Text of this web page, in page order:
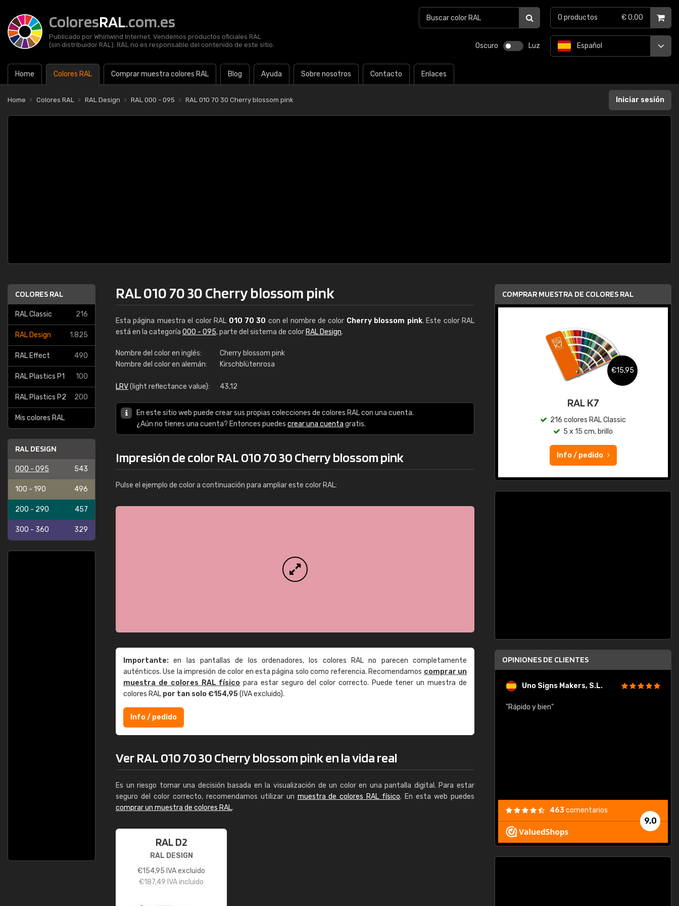
ColoresRAL.com.es
Publicado por Whirlwind Internet. Vendemos productos oficiales RAL
(sin distribuidor RAL). RAL no es responsable del contenido de este sitio.
Oscuro Luz
Home Colores RAL Comprar muestra colores RAL Blog Ayuda Sobre nosotros Contacto Enlaces
Español
0 productos € 0,00
Home Colores RAL RAL Design RAL 000 - 095 RAL 010 70 30 Cherry blossom pink Iniciar sesión
COLORES RAL
RAL Classic 216
RAL Design 1.825
RAL Effect 490
RAL Plastics P1 100
RAL Plastics P2 200
Mis colores RAL
RAL DESIGN
000 - 095 543
100 - 190 496
200 - 290 457
300 - 360 329
RAL 010 70 30 Cherry blossom pink
Esta página muestra el color RAL 010 70 30 con el nombre de color Cherry blossom pink. Este color RAL
está en la categoría 000 - 095, parte del sistema de color RAL Design.
Nombre del color en inglés:
Cherry blossom pink
Nombre del color en alemán:
Kirschblütenrosa
LRV(light reflectance value): 43,12
En este sitio web puede crear sus propias colecciones de colores RAL con una cuenta.
¿Aún no tienes una cuenta? Entonces puedes crear una cuenta gratis.
Impresión de color RAL 010 70 30 Cherry blossom pink
Pulse el ejemplo de color a continuación para ampliar este color RAL:
Importante: en las pantallas de los ordenadores, los colores RAL no parecen completamente
auténticos. Use la impresión de color en esta página solo como referencia. Recomendamos comprar un
muestra de colores RAL físico para estar seguro del color correcto. Puede tener un muestra de
colores RAL por tan solo €154,95(IVA excluido).
Info / pedido
Ver RAL 010 70 30 Cherry blossom pink en la vida real
Es un riesgo tomar una decisión basada en la visualización de un color en una pantalla digital. Para estar
seguro del color correcto, recomendamos utilizar un muestra de colores RAL físico. En esta web puedes
comprar un muestra de colores RAL.
RAL D2
RAL DESIGN
€154,95 IVA excluido
€187,49 IVA incluido
COMPRAR MUESTRA DE COLORES RAL
RAL K7 a base de agua
Info / pedido
€15,95
RAL K7
216 colores RAL Classic
5 x 15 cm, brillo
Info / pedido
OPINIONES DE CLIENTES
Enrique Uno Signs Makers, S.L.
"Rápido y bien"
9,0
463comentarios